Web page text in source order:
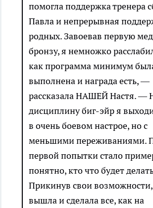
помогла поддержка тренера
Павла и непрерывная
родных. Завоевав первую
бронзу, я немножко
как программа минимум
выполнена и награда есть, —
рассказала НАШЕЙ Настя. —
дисциплину биг-эйр я
в очень боевом настрое, но с
меньшими переживаниями.
первой попытки стало
понятно, кто что будет
Прикинув свои
вышла и сделала все, как на